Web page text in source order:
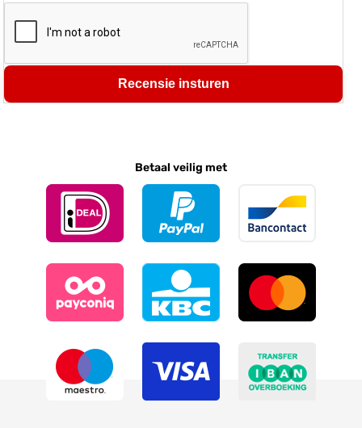
Recensie insturen
Betaal veilig met